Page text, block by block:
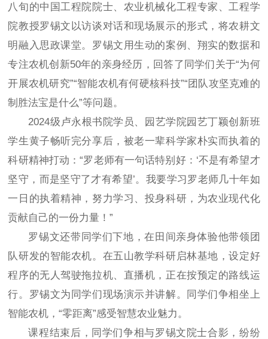
八旬的中国工程院院士、农业机械化工程专家、工程学
院教授罗锡文以访谈对话和现场展示的形式，将农耕文
明融入思政课堂。罗锡文用生动的案例、翔实的数据和
专注农机创新50年的亲身经历，回答了同学们关于“为何
开展农机研究”“智能农机有何硬核科技”“团队攻坚克难的
制胜法宝是什么”等问题。
2024级卢永根书院学员、园艺学院园艺丁颖创新班
学生黄子畅听完分享后，被老一辈科学家朴实而执着的
科研精神打动：“罗老师有一句话特别好：‘不是有希望才
坚守，而是坚守了才有希望’。我要学习罗老师几十年如
一日的执着精神，努力学习、投身科研，为农业现代化
贡献自己的一份力量！”
罗锡文还带同学们下地，在田间亲身体验他带领团
队研发的智能农机。在五山教学科研启林基地，设定好
程序的无人驾驶拖拉机、直播机，正在按预定的路线运
行。罗锡文为同学们现场演示并讲解。同学们争相坐上
智能农机，“零距离”感受智慧农业魅力。
课程结束后，同学们争相与罗锡文院士合影，纷纷